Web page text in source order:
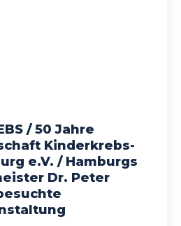
/ 50 Jahre
Kinderkrebs-
e.V. / Hamburgs
Dr. Peter